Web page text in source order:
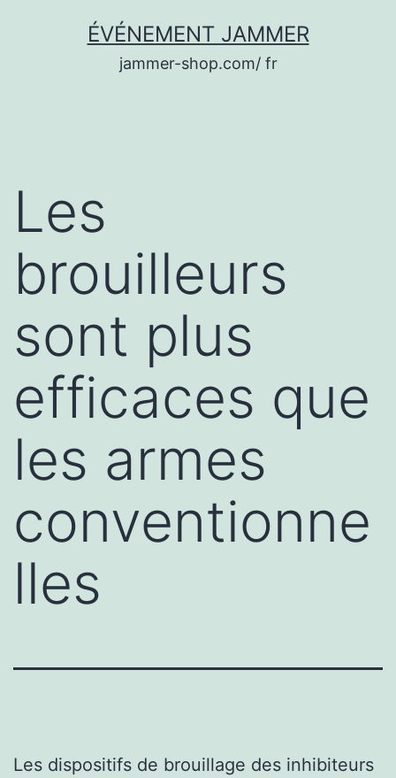
ÉVÉNEMENT JAMMER
jammer-shop.com/ fr
Les
brouilleurs
sont plus
efficaces que
les armes
conventionne
lles
Les dispositifs de brouillage des inhibiteurs